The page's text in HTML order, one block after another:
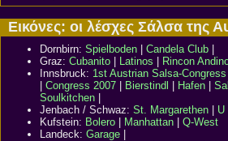
Εικόνες: οι λέσχες Σάλσα της
Dornbirn: Spielboden Candela Club
Graz: Cubanito Latinos Rincon
Innsbruck: 1st Austrian Salsa-
Congress 2007 Bierstindl Hafen
Soulkitchen
Jenbach / Schwaz: St. Margarethen U
Kufstein: Bolero Manhattan
Q-West
Landeck: Garage